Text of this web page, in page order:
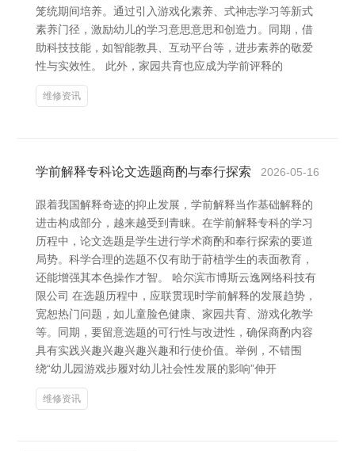
笼统期间培养。通过引入游戏化素养、式神志学习等新式
素养门径，激励幼儿的学习意思意思和创造力。同期，借
助科技技能，如智能教具、互动平台等，进步素养的敬爱
性与实效性。 此外，家园共育也应成为学前评释的
维修资讯
学前解释专科论文选题商酌与奉行探索 2026-05-16
跟着我国解释奇迹的抑止发展，学前解释当作基础解释的
进击构成部分，越来越受到青睐。在学前解释专科的学习
历程中，论文选题是学生进行学术商酌和奉行探索的要道
局势。科学合理的选题不仅有助于莳植学生的表面教育，
还能增强其本色操作才智。 哈尔滨市博斯云逸网络科技有
限公司 在选题历程中，应联贯现时学前解释的发展趋势，
宽恕热门问题，如儿童脸色健康、家园共育、游戏化教学
等。同期，要留意选题的可行性与改进性，确保商酌内容
具有实践兴趣兴趣兴趣兴趣和行使价值。举例，不错围
绕“幼儿园游戏步履对幼儿社会性发展的影响”伸开
维修资讯